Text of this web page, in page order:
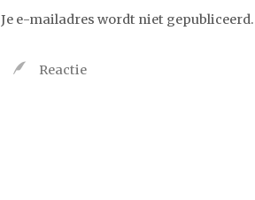
Je e-mailadres wordt niet gepubliceerd.